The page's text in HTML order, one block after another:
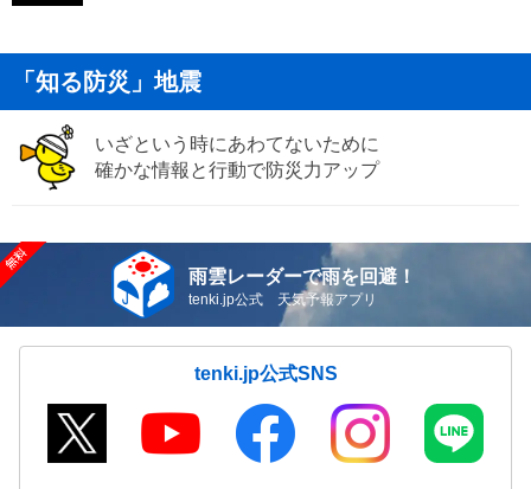
「知る防災」地震
いざという時にあわてないために
確かな情報と行動で防災力アップ
雨雲レーダーで雨を回避！
tenki.jp公式 天気予報アプリ
tenki.jp公式SNS